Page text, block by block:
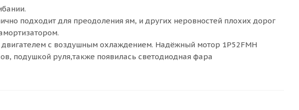
подходит для преодоления ям, и других неровностей плохих дорог
с воздушным охлаждением. Надёжный мотор 1P52FMH
подушкой руля,также появилась светодиодная фара